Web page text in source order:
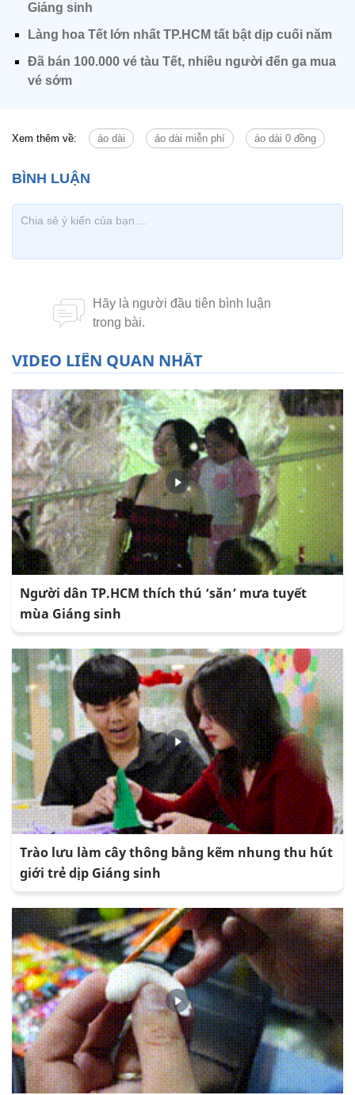
Giáng sinh
Làng hoa Tết lớn nhất TP.HCM tất bật dịp cuối năm
Đã bán 100.000 vé tàu Tết, nhiều người đến ga mua
vé sớm
Xem thêm về: áo dài áo dài miễn phí áo dài 0 đồng
VIDEO LIÊN QUAN NHẤT
Người dân TP.HCM thích thú ‘săn’ mưa tuyết
mùa Giáng sinh
Trào lưu làm cây thông bằng kẽm nhung thu hút
giới trẻ dịp Giáng sinh